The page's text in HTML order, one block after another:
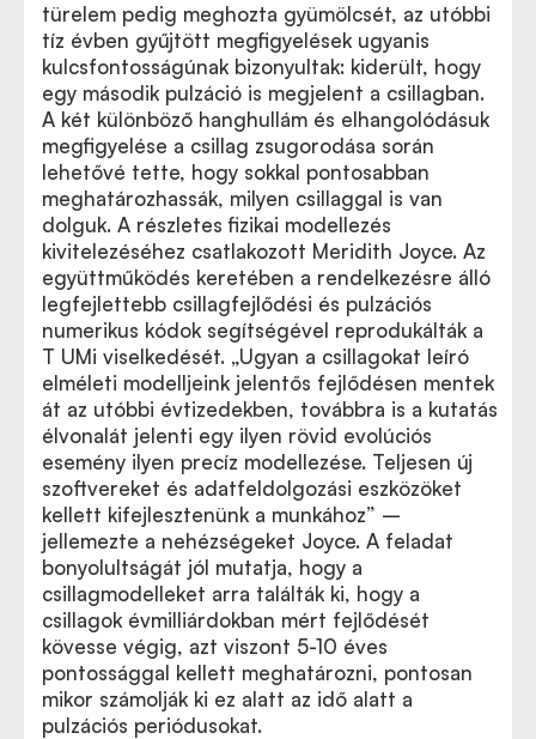
türelem pedig meghozta gyümölcsét, az utóbbi
tíz évben gyűjtött megfigyelések ugyanis
kulcsfontosságúnak bizonyultak: kiderült, hogy
egy második pulzáció is megjelent a csillagban.
A két különböző hanghullám és elhangolódásuk
megfigyelése a csillag zsugorodása során
lehetővé tette, hogy sokkal pontosabban
meghatározhassák, milyen csillaggal is van
dolguk. A részletes fizikai modellezés
kivitelezéséhez csatlakozott Meridith Joyce. Az
együttműködés keretében a rendelkezésre álló
legfejlettebb csillagfejlődési és pulzációs
numerikus kódok segítségével reprodukálták a
T UMi viselkedését. „Ugyan a csillagokat leíró
elméleti modelljeink jelentős fejlődésen mentek
át az utóbbi évtizedekben, továbbra is a kutatás
élvonalát jelenti egy ilyen rövid evolúciós
esemény ilyen precíz modellezése. Teljesen új
szoftvereket és adatfeldolgozási eszközöket
kellett kifejlesztenünk a munkához” –
jellemezte a nehézségeket Joyce. A feladat
bonyolultságát jól mutatja, hogy a
csillagmodelleket arra találták ki, hogy a
csillagok évmilliárdokban mért fejlődését
kövesse végig, azt viszont 5-10 éves
pontossággal kellett meghatározni, pontosan
mikor számolják ki ez alatt az idő alatt a
pulzációs periódusokat.